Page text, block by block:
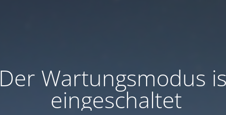
Der Wartungsmodus
eingeschaltet